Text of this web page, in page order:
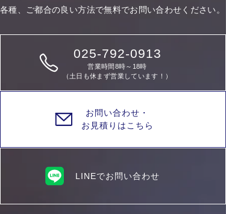
各種、ご都合の良い方法で無料でお問い合わせください。
025-792-0913
営業時間8時～18時
（土日も休まず営業しています！）
お問い合わせ・
お見積りはこちら
LINEでお問い合わせ